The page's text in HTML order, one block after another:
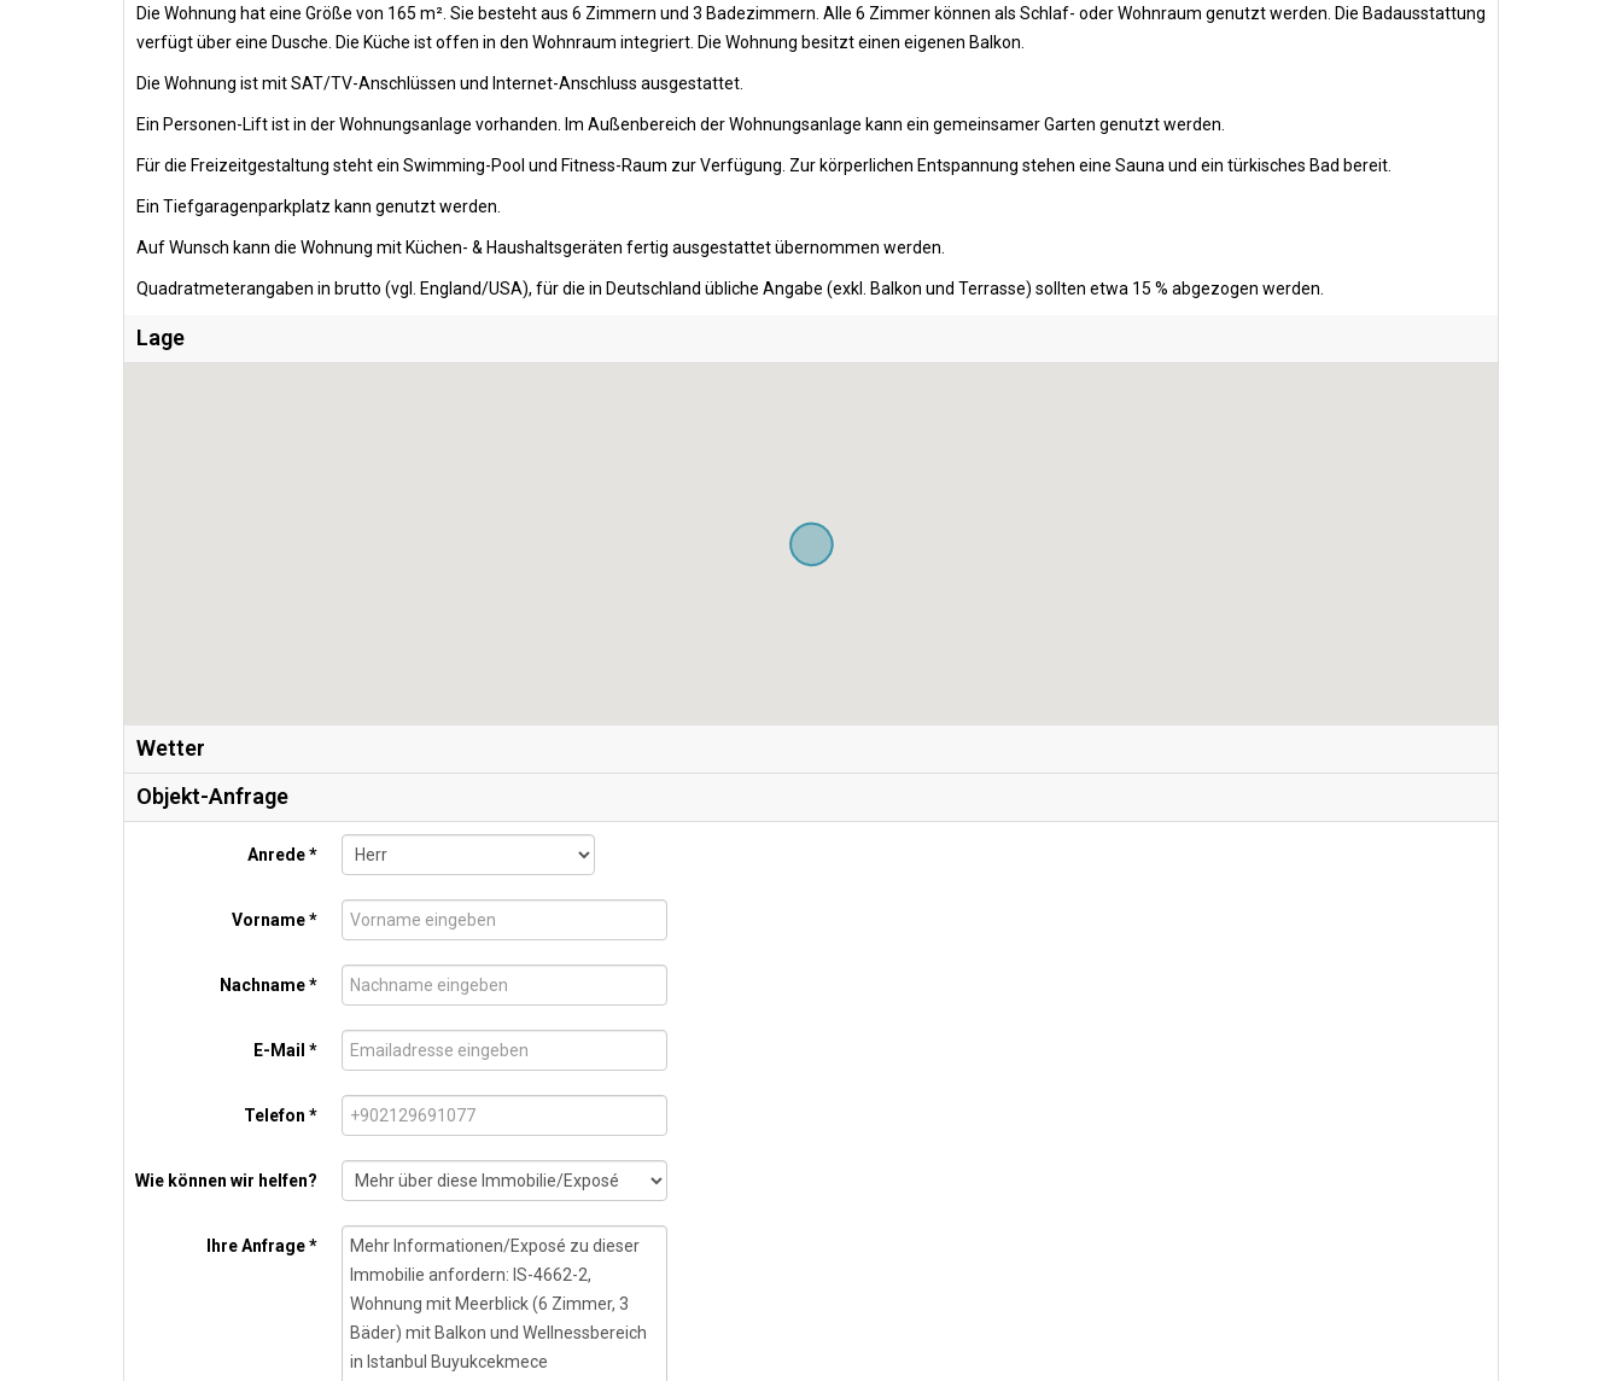
Die Wohnung hat eine Größe von 165 m². Sie besteht aus 6 Zimmern und 3 Badezimmern. Alle 6 Zimmer können als Schlaf- oder Wohnraum genutzt werden. Die Badausstattung
verfügt über eine Dusche. Die Küche ist offen in den Wohnraum integriert. Die Wohnung besitzt einen eigenen Balkon.
Die Wohnung ist mit SAT/TV-Anschlüssen und Internet-Anschluss ausgestattet.
Ein Personen-Lift ist in der Wohnungsanlage vorhanden. Im Außenbereich der Wohnungsanlage kann ein gemeinsamer Garten genutzt werden.
Für die Freizeitgestaltung steht ein Swimming-Pool und Fitness-Raum zur Verfügung. Zur körperlichen Entspannung stehen eine Sauna und ein türkisches Bad bereit.
Ein Tiefgaragenparkplatz kann genutzt werden.
Auf Wunsch kann die Wohnung mit Küchen- & Haushaltsgeräten fertig ausgestattet übernommen werden.
Quadratmeterangaben in brutto (vgl. England/USA), für die in Deutschland übliche Angabe (exkl. Balkon und Terrasse) sollten etwa 15 % abgezogen werden.
Lage
Wetter
Objekt-Anfrage
Anrede *
Vorname *
Nachname *
E-Mail *
Telefon *
Wie können wir helfen?
Ihre Anfrage *